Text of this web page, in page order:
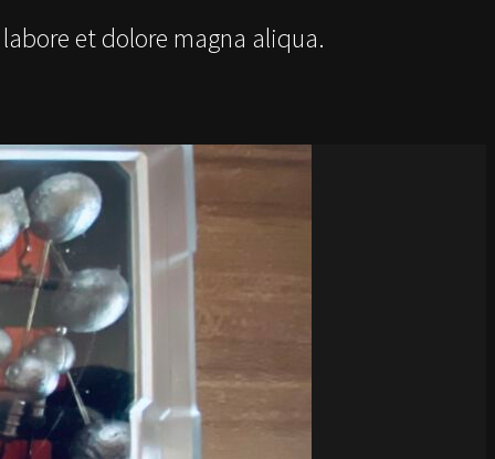
et dolore magna aliqua.